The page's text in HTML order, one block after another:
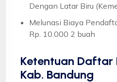
Dengan Latar Biru
Melunasi Biaya
Rp. 10.000 2 buah
Ketentuan Daftar
Kab. Bandung